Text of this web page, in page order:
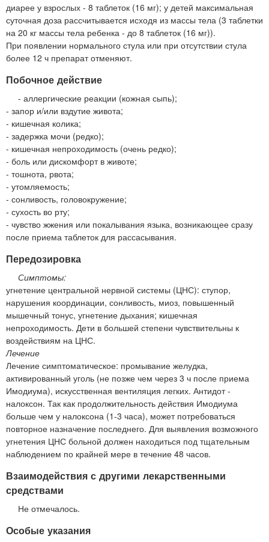
диарее у взрослых - 8 таблеток (16 мг); у детей максимальная
суточная доза рассчитывается исходя из массы тела (3 таблетки
на 20 кг массы тела ребенка - до 8 таблеток (16 мг)).
При появлении нормального стула или при отсутствии стула
более 12 ч препарат отменяют.
Побочное действие
- аллергические реакции (кожная сыпь);
- запор и/или вздутие живота;
- кишечная колика;
- задержка мочи (редко);
- кишечная непроходимость (очень редко);
- боль или дискомфорт в животе;
- тошнота, рвота;
- утомляемость;
- сонливость, головокружение;
- сухость во рту;
- чувство жжения или покалывания языка, возникающее сразу
после приема таблеток для рассасывания.
Передозировка
Симптомы:
угнетение центральной нервной системы (ЦНС): ступор,
нарушения координации, сонливость, миоз, повышенный
мышечный тонус, угнетение дыхания; кишечная
непроходимость. Дети в большей степени чувствительны к
воздействиям на ЦНС.
Лечение
Лечение симптоматическое: промывание желудка,
активированный уголь (не позже чем через 3 ч после приема
Имодиума), искусственная вентиляция легких. Антидот -
налоксон. Так как продолжительность действия Имодиума
больше чем у налоксона (1-3 часа), может потребоваться
повторное назначение последнего. Для выявления возможного
угнетения ЦНС больной должен находиться под тщательным
наблюдением по крайней мере в течение 48 часов.
Взаимодействия с другими лекарственными
средствами
Не отмечалось.
Особые указания